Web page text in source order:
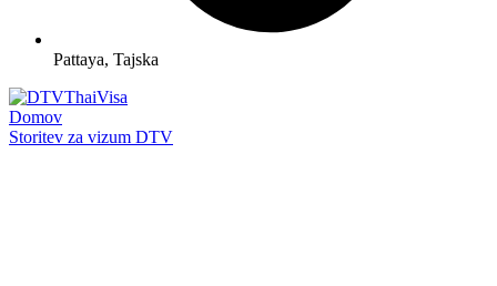
Pattaya, Tajska
Domov
Storitev za vizum DTV